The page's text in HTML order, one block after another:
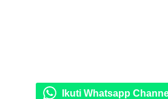
Ikuti Whatsapp